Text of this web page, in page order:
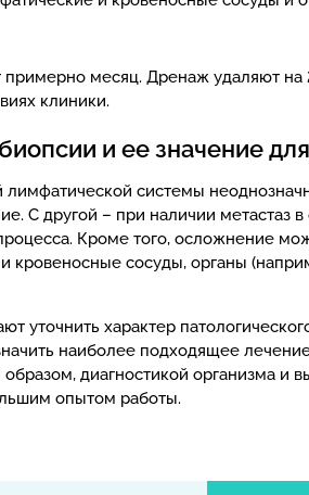
примерно месяц. Дренаж удаляют
клиники.
и ее значение
системы
С другой – при наличии метастаз
Кроме того, осложнение
сосуды, органы
уточнить характер
наиболее подходящее
образом, диагностикой организма
опытом работы.